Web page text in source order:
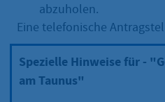
abzuholen.
Eine telefonische
Spezielle Hinweise für -
am Taunus"